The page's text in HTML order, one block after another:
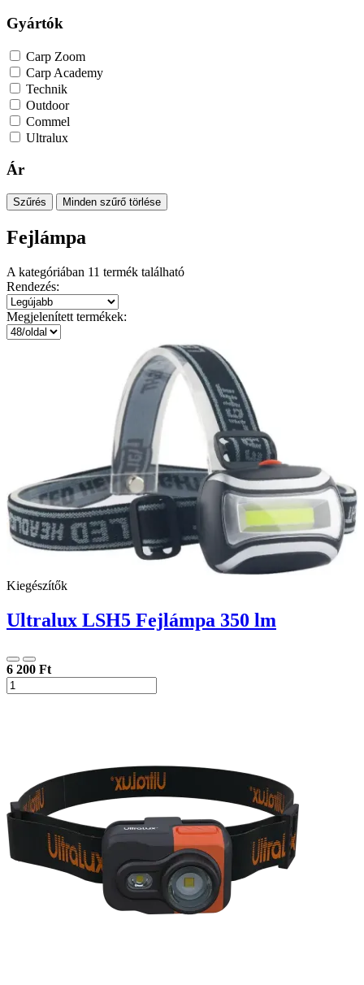
Gyártók
Carp Zoom
Carp Academy
Technik
Outdoor
Commel
Ultralux
Ár
Szűrés Minden szűrő törlése
Fejlámpa
A kategóriában 11 termék található
Rendezés:
Megjelenített termékek:
Kiegészítők
Ultralux LSH5 Fejlámpa 350 lm
6 200 Ft